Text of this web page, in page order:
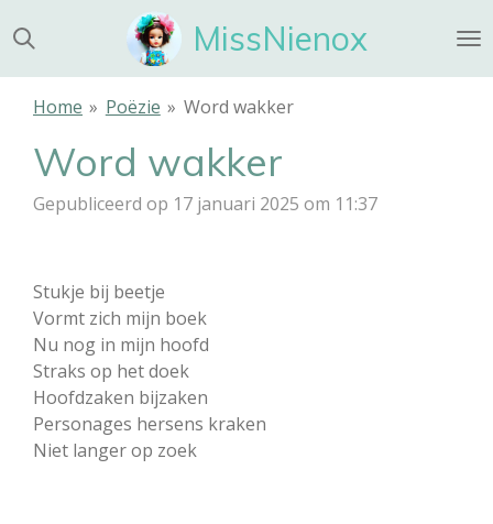
direct
naar
MissNienox
Home » Poëzie » Word wakker
Word wakker
Gepubliceerd op 17 januari 2025 om 11:37
Stukje bij beetje
Vormt zich mijn boek
Nu nog in mijn hoofd
Straks op het doek
Hoofdzaken bijzaken
Personages hersens kraken
Niet langer op zoek